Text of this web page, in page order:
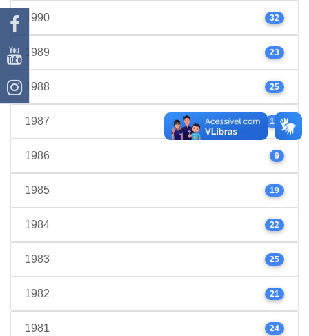
1990 32
1989 23
1988 25
1987 17
1986 9
1985 19
1984 22
1983 25
1982 21
1981 24